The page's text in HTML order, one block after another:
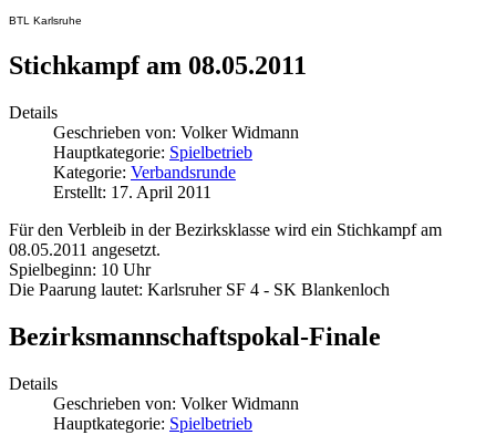
BTL Karlsruhe
Stichkampf am 08.05.2011
Details
Geschrieben von: Volker Widmann
Hauptkategorie: Spielbetrieb
Kategorie: Verbandsrunde
Erstellt: 17. April 2011
Für den Verbleib in der Bezirksklasse wird ein Stichkampf am
08.05.2011 angesetzt.
Spielbeginn: 10 Uhr
Die Paarung lautet: Karlsruher SF 4 - SK Blankenloch
Bezirksmannschaftspokal-Finale
Details
Geschrieben von: Volker Widmann
Hauptkategorie: Spielbetrieb